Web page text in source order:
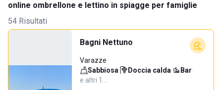
online ombrellone e lettino in spiagge per famiglie
54 Risultati
Bagni Nettuno
Varazze
Sabbiosa· Doccia calda· Bar·
e altri 1…